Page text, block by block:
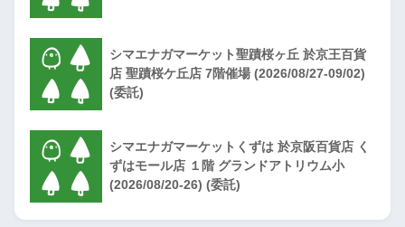
シマエナガマーケット聖蹟桜ヶ丘 於京王百貨
店 聖蹟桜ケ丘店 7階催場 (2026/08/27-09/02)
(委託)
シマエナガマーケットくずは 於京阪百貨店 く
ずはモール店 １階 グランドアトリウム小
(2026/08/20-26) (委託)